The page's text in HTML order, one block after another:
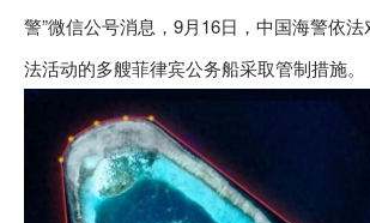
警”微信公号消息，9月16日，中国海警依
法活动的多艘菲律宾公务船采取管制措施。